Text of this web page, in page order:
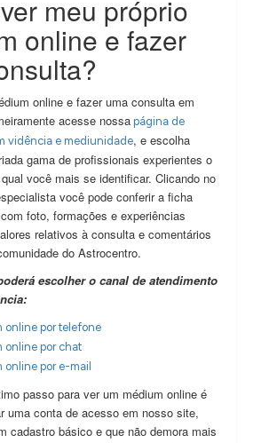
meu próprio
online e fazer
online e fazer uma consulta em
acesse nossa página de
vidência e mediunidade, e escolha
gama de profissionais experientes o
você mais se identificar. Clicando no
você pode conferir a ficha
foto, formações e experiências
relativos à consulta e comentários
do Astrocentro.
escolher o canal de atendimento
online por telefone
online por chat
online por e-mail
passo para ver um médium online é
uma conta de acesso em nosso site,
cadastro básico e que não demora mais